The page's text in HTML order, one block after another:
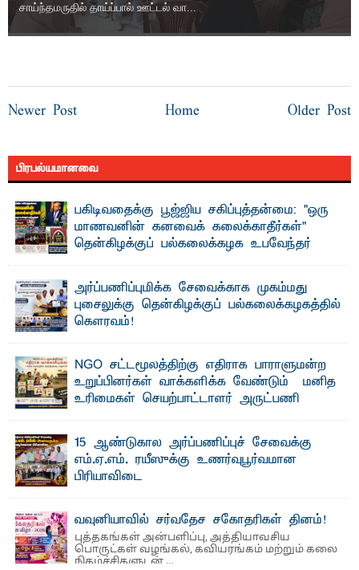
சாய்ந்தமருதில் தாய்ப்பால் ஊட்டல் வா...
Newer Post Older Post
Home
பிரபல்யமானவை
பகிடிவதைக்கு பூஜ்ஜிய சகிப்புத்தன்மை: "ஒரு
மாணவனின் கனவைக் கலைக்காதீர்கள்" –
தென்கிழக்குப் பல்கலைக்கழக உபவேந்தர்
"ஒ ரு மாணவனின் அல்லது மாணவியின் கனவு என்னால்
கலைக்கப்படாது" என்ற உறுதியை ஒவ்வொரு மாணவரும் ...
அர்ப்பணிப்புமிக்க சேவைக்காக முகம்மது
புசைலுக்கு தென்கிழக்குப் பல்கலைக்கழகத்தில்
கௌரவம்!
NGO சட்டமூலத்திற்கு எதிராக பாராளுமன்ற
உறுப்பினர்கள் வாக்களிக்க வேண்டும் – மனித
உரிமைகள் செயற்பாட்டாளர் அருட்பணி
லூக்ஜோன் வேண்டுகோள்
ஜே. எப். காமிலா பேகம்- இ லங்கை அரசாங்கம் அரசுசாரா
அமைப்புகள் (NGO) தொடர்பான புதிய சட்டமூலத்தை ...
15 ஆண்டுகால அர்ப்பணிப்புச் சேவைக்கு
எம்.ஏ.எம். ரயீஸுக்கு உணர்வுபூர்வமான
பிரியாவிடை
வவுனியாவில் சர்வதேச சகோதரிகள் தினம்!
புத்தகங்கள் அன்பளிப்பு, அத்தியாவசிய
பொருட்கள் வழங்கல், கவியரங்கம் மற்றும் கலை
நிகழ்ச்சிகளுடன் ...